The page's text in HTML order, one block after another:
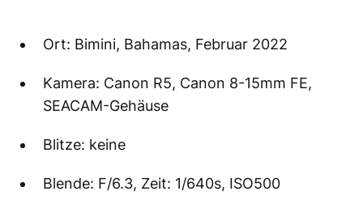
Ort: Bimini, Bahamas, Februar 2022
Kamera: Canon R5, Canon 8-15mm FE,
SEACAM-Gehäuse
Blitze: keine
Blende: F/6.3, Zeit: 1/640s, ISO500